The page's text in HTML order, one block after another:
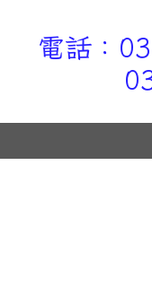
電話：